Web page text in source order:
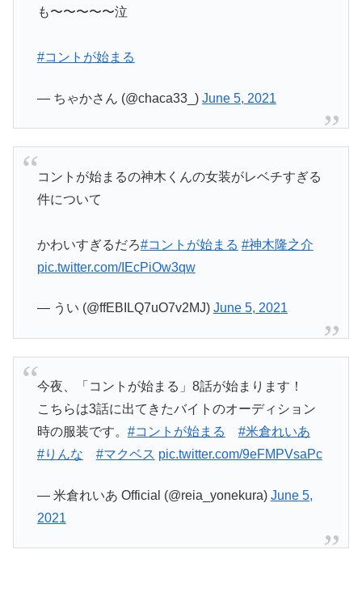
も〜〜〜〜〜泣
#コントが始まる
— ちゃかさん (@chaca33_) June 5, 2021
コントが始まるの神木くんの女装がレベチすぎる
件について
かわいすぎるだろ#コントが始まる #神木隆之介
pic.twitter.com/IEcPiOw3qw
— うい (@ffEBILQ7uO7v2MJ) June 5, 2021
今夜、「コントが始まる」8話が始まります！
こちらは3話に出てきたバイトのオーディション
時の服装です。 #コントが始まる
#米倉れいあ
#りんな
#マクベス pic.twitter.com/9eFMPVsaPc
— 米倉れいあ Official (@reia_yonekura) June 5,
2021